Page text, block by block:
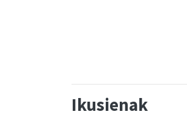
Ikusienak